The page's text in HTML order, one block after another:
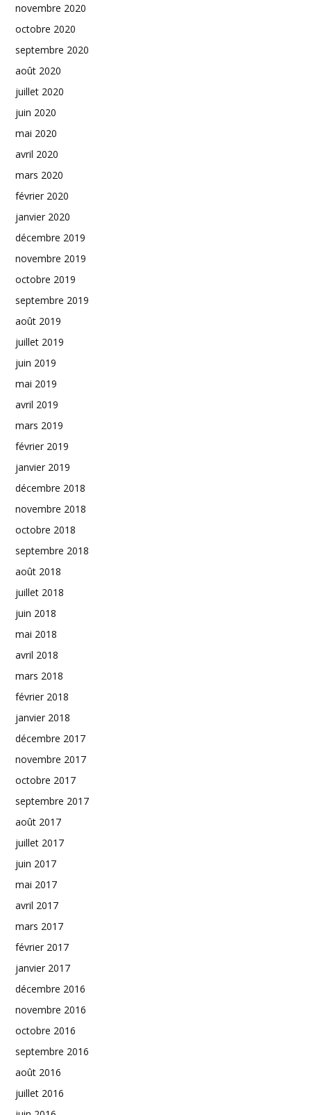
novembre 2020
octobre 2020
septembre 2020
août 2020
juillet 2020
juin 2020
mai 2020
avril 2020
mars 2020
février 2020
janvier 2020
décembre 2019
novembre 2019
octobre 2019
septembre 2019
août 2019
juillet 2019
juin 2019
mai 2019
avril 2019
mars 2019
février 2019
janvier 2019
décembre 2018
novembre 2018
octobre 2018
septembre 2018
août 2018
juillet 2018
juin 2018
mai 2018
avril 2018
mars 2018
février 2018
janvier 2018
décembre 2017
novembre 2017
octobre 2017
septembre 2017
août 2017
juillet 2017
juin 2017
mai 2017
avril 2017
mars 2017
février 2017
janvier 2017
décembre 2016
novembre 2016
octobre 2016
septembre 2016
août 2016
juillet 2016